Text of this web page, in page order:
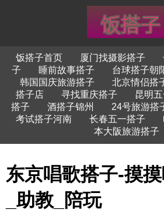
饭搭子首页 厦门找摄影搭子
子
睡前故事搭子 台球搭子朝
韩国国庆旅游搭子
北京情侣搭
搭子店
寻找重庆搭子 昆明
搭子
酒搭子锦州 24号旅游搭
考试搭子河南
长春五一搭子
本大阪旅游搭子
东京唱歌搭子-摸
_助教_陪玩